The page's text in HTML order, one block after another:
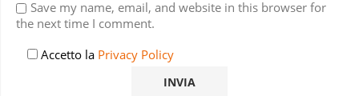
the next time I comment.